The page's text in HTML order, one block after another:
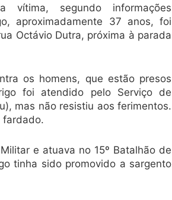
vítima, segundo informações
aproximadamente 37 anos, foi
Octávio Dutra, próxima à parada
os homens, que estão presos
foi atendido pelo Serviço de
mas não resistiu aos ferimentos.
fardado.
e atuava no 15º Batalhão de
tinha sido promovido a sargento